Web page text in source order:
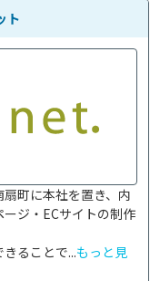
ト
町に本社を置き、内
ジ・ECサイトの制作
ることで...もっと見